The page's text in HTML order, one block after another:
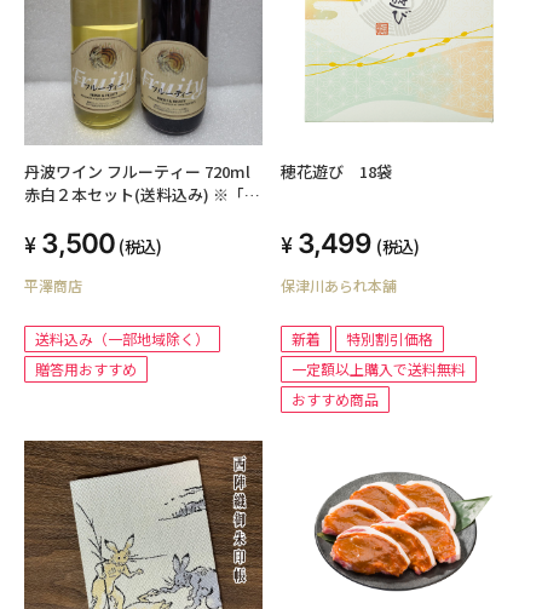
丹波ワイン フルーティー 720ml
赤白２本セット(送料込み) ※「お
応」いたします
3,500 (税込)
平澤商店
送料込み（一部地域除く）
贈答用おすすめ
穂花遊び 18袋
3,499 (税込)
保津川あられ本舗
新着
特別割引価格
一定額以上購入で送料無料
おすすめ商品